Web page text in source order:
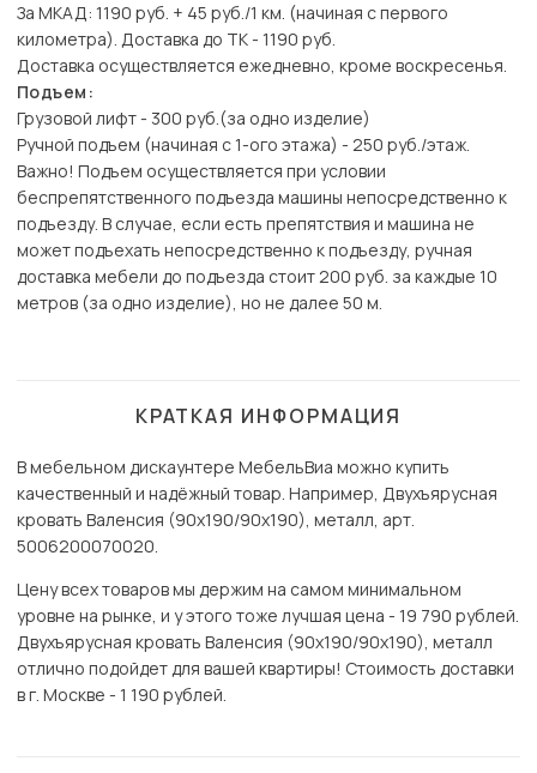
За МКАД: 1190 руб. + 45 руб./1 км. (начиная с первого
километра). Доставка до ТК - 1190 руб.
Доставка осуществляется ежедневно, кроме воскресенья.
Подъем:
Грузовой лифт - 300 руб.(за одно изделие)
Ручной подъем (начиная с 1-ого этажа) - 250 руб./этаж.
Важно! Подъем осуществляется при условии
беспрепятственного подъезда машины непосредственно к
подъезду. В случае, если есть препятствия и машина не
может подъехать непосредственно к подъезду, ручная
доставка мебели до подъезда стоит 200 руб. за каждые 10
метров (за одно изделие), но не далее 50 м.
КРАТКАЯ ИНФОРМАЦИЯ
В мебельном дискаунтере МебельВиа можно купить
качественный и надёжный товар. Например, Двухъярусная
кровать Валенсия (90х190/90х190), металл, арт.
5006200070020.
Цену всех товаров мы держим на самом минимальном
уровне на рынке, и у этого тоже лучшая цена - 19 790 рублей.
Двухъярусная кровать Валенсия (90х190/90х190), металл
отлично подойдет для вашей квартиры! Стоимость доставки
в г. Москве - 1 190 рублей.